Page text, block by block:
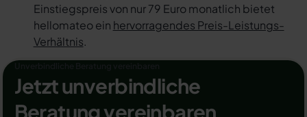
Einstiegspreis von nur 79 Euro monatlich bietet
hellomateo ein hervorragendes Preis-Leistungs-
Verhältnis.
Jetzt unverbindliche
Beratung vereinbaren